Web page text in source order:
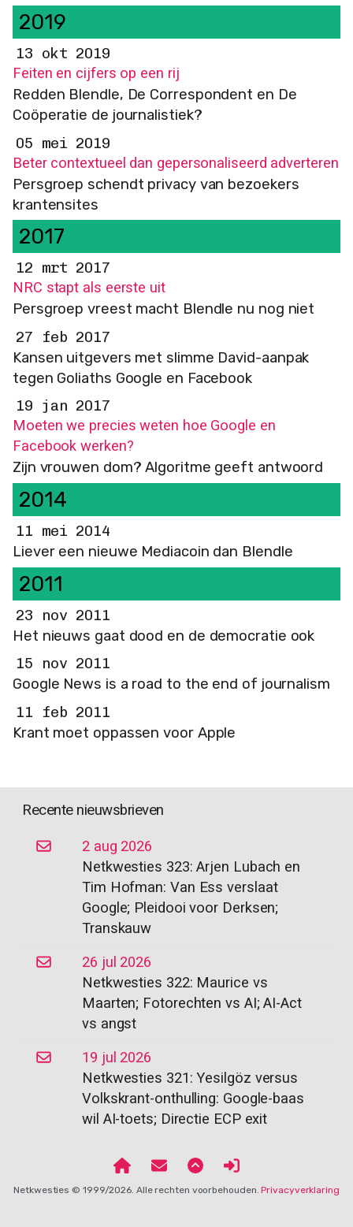
2019
13 okt 2019
Feiten en cijfers op een rij
Redden Blendle, De Correspondent en De
Coöperatie de journalistiek?
05 mei 2019
Beter contextueel dan gepersonaliseerd adverteren
Persgroep schendt privacy van bezoekers
krantensites
2017
12 mrt 2017
NRC stapt als eerste uit
Persgroep vreest macht Blendle nu nog niet
27 feb 2017
Kansen uitgevers met slimme David-aanpak
tegen Goliaths Google en Facebook
19 jan 2017
Moeten we precies weten hoe Google en
Facebook werken?
Zijn vrouwen dom? Algoritme geeft antwoord
2014
11 mei 2014
Liever een nieuwe Mediacoin dan Blendle
2011
23 nov 2011
Het nieuws gaat dood en de democratie ook
15 nov 2011
Google News is a road to the end of journalism
11 feb 2011
Krant moet oppassen voor Apple
Recente nieuwsbrieven
2 aug 2026
Netkwesties 323: Arjen Lubach en
Tim Hofman: Van Ess verslaat
Google; Pleidooi voor Derksen;
Transkauw
26 jul 2026
Netkwesties 322: Maurice vs
Maarten; Fotorechten vs AI; AI-Act
vs angst
19 jul 2026
Netkwesties 321: Yesilgöz versus
Volkskrant-onthulling: Google-baas
wil AI-toets; Directie ECP exit
Netkwesties © 1999/2026. Alle rechten voorbehouden.Privacyverklaring